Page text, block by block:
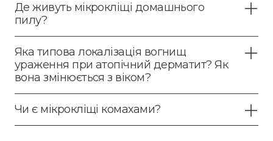
Де живуть мікрокліщі домашнього
пилу?
Яка типова локалізація вогнищ
ураження при атопічний дерматит? Як
вона змінюється з віком?
Чи є мікрокліщі комахами?